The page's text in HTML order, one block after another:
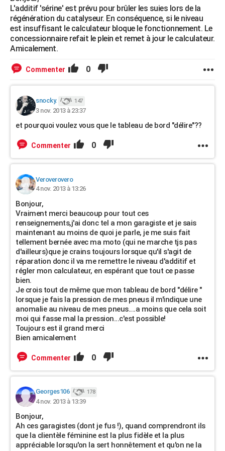
L'additif 'sérine' est prévu pour brûler les suies lors de la
régénération du catalyseur. En conséquence, si le niveau
est insuffisant le calculateur bloque le fonctionnement. Le
concessionnaire refait le plein et remet à jour le calculateur.
Amicalement.
Commenter 0
snocky. 147
3 nov. 2013 à 23:37
et pourquoi voulez vous que le tableau de bord "délire"??
Commenter 0
Veroverovero
4 nov. 2013 à 13:26
Bonjour,
Vraiment merci beaucoup pour tout ces
renseignements,j'ai donc tel a mon garagiste et je sais
maintenant au moins de quoi je parle, je me suis fait
tellement bernée avec ma moto (qui ne marche tjs pas
d'ailleurs)que je crains toujours lorsque qu'il s'agit de
réparation donc il va me remettre le niveau d'additif et
régler mon calculateur, en espérant que tout ce passe
bien.
Je crois tout de même que mon tableau de bord "délire "
lorsque je fais la pression de mes pneus il m'indique une
anomalie au niveau de mes pneus....a moins que cela soit
moi qui fasse mal la pression...c'est possible!
Toujours est il grand merci
Bien amicalement
Commenter 0
Georges106 178
4 nov. 2013 à 13:39
Bonjour,
Ah ces garagistes (dont je fus !), quand comprendront ils
que la clientèle féminine est la plus fidèle et la plus
appréciable lorsqu'on la sert honnêtement et qu'on ne la